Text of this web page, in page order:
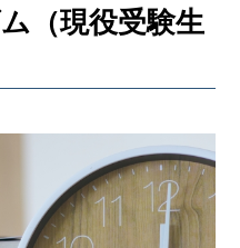
（現役受験生